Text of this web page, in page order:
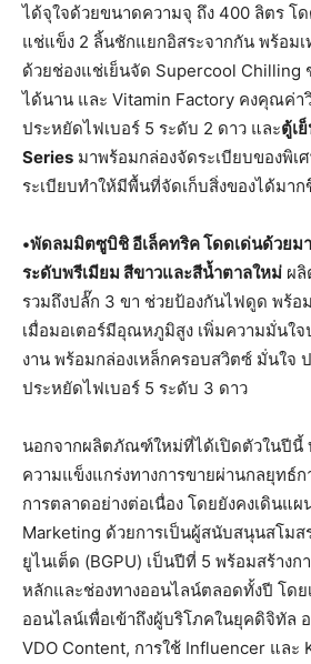
ได้จุใจด้วยขนาดความจุ ถึง 400 ลิตร โ
แช่แข็ง 2 ลิ้นชักแยกอิสระจากกัน พร้อม
ด้วยช่องแช่เย็นจัด Supercool Chilling
ได้นาน และ Vitamin Factory คงคุณค่า
ประหยัดไฟเบอร์ 5 ระดับ 2 ดาว และตู้เ
Series มาพร้อมกล่องจัดระเบียบของพิเ
ระเบียบทำให้มีพื้นที่จัดเก็บสิ่งของได้มา
•พัดลมมิตซูบิชิ อีเล็คทริค โดดเด่นด้วย
ระดับพรีเมียม สีขาวและสีน้ำตาลใหม่ ผ
รวมถึงปลั๊ก 3 ขา ช่วยป้องกันไฟดูด พร้
เมื่อมอเตอร์มีอุณหภูมิสูง เพิ่มความมั่นใ
งาน พร้อมกล่องเหล็กครอบสวิตซ์ มั่นใจ
ประหยัดไฟเบอร์ 5 ระดับ 3 ดาว
นอกจากผลิตภัณฑ์ใหม่ที่ได้เปิดตัวในปีนี้
ความแข็งแกร่งทางการขายผ่านกลยุทธ์
การตลาดอย่างต่อเนื่อง โดยยังคงเดินแ
Marketing ด้วยการเป็นผู้สนับสนุนสโม
ยูไนเต็ด (BGPU) เป็นปีที่ 5 พร้อมสร้าง
หลักและช่องทางออนไลน์ตลอดทั้งปี โด
ออนไลน์เพื่อเข้าถึงผู้บริโภคในยุคดิจิทัล
VDO Content, การใช้ Influencer และ